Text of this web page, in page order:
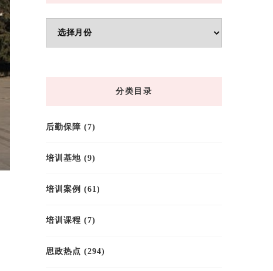
章
分类目录
后勤保障 (7)
培训基地 (9)
培训案例 (61)
培训课程 (7)
思政热点 (294)